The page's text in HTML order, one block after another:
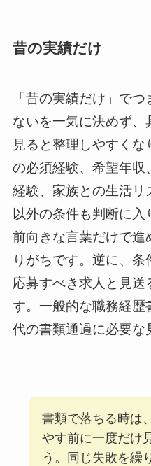
昔の実績だけ
「昔の実績だけ」で
ないを一気に決めず、
見ると整理しやすく
の必須経験、希望年収
経験、家族との生活
以外の条件も判断に入
前向きな言葉だけで進
りがちです。逆に、条
応募すべき求人と見送
す。一般的な職務経歴
代の書類通過に必要な
書類で落ちる時は
やす前に一度だけ
う。同じ失敗を繰